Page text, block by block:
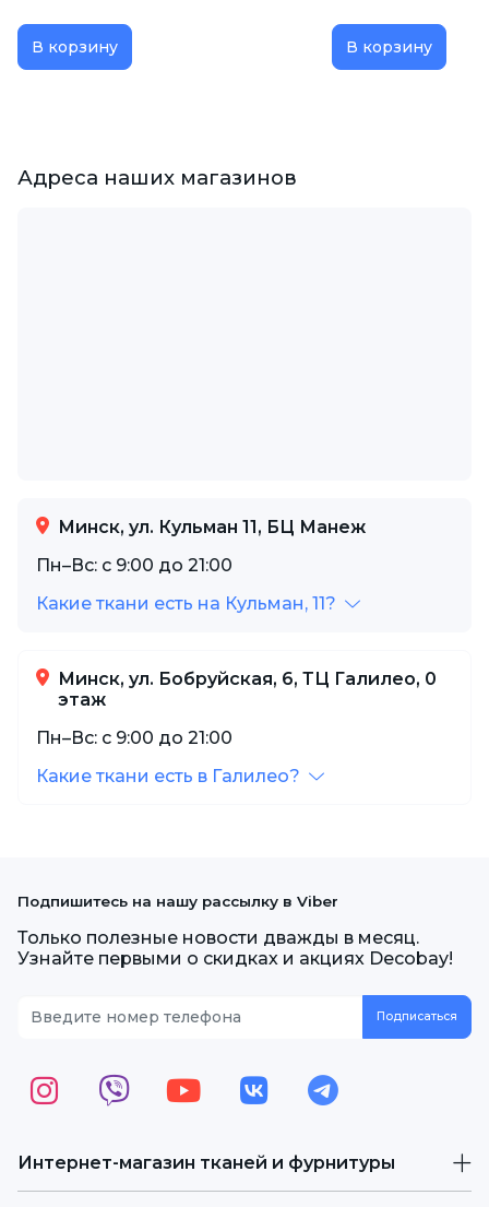
В корзину В корзину
Адреса наших магазинов
Минск, ул. Кульман 11, БЦ Манеж
Пн–Вс: с 9:00 до 21:00
Какие ткани есть на Кульман, 11?
Минск, ул. Бобруйская, 6, ТЦ Галилео, 0
этаж
Пн–Вс: с 9:00 до 21:00
Какие ткани есть в Галилео?
Интернет-магазин тканей и фурнитуры
Подпишитесь на нашу рассылку в Viber
Только полезные новости дважды в месяц.
Узнайте первыми о скидках и акциях Decobay!